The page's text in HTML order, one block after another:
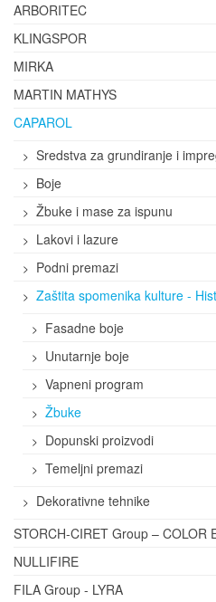
ARBORITEC
KLINGSPOR
MIRKA
MARTIN MATHYS
CAPAROL
Sredstva za grundiranje i
Boje
Žbuke i mase za ispunu
Lakovi i lazure
Podni premazi
Zaštita spomenika kulture -
Fasadne boje
Unutarnje boje
Vapneni program
Žbuke
Dopunski proizvodi
Temeljni premazi
Dekorativne tehnike
STORCH-CIRET Group – COLOR
NULLIFIRE
FILA Group - LYRA